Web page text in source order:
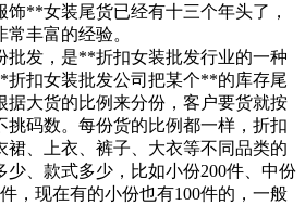
饰**女装尾货已经有十三个年头了，
丰富的经验。
批发，是**折扣女装批发行业的一种
折扣女装批发公司把某个**的库存尾
据大货的比例来分份，客户要货就按
挑码数。每份货的比例都一样，折扣
裙、上衣、裤子、大衣等不同品类的
少、款式多少，比如小份200件、中份
，现在有的小份也有100件的，一般